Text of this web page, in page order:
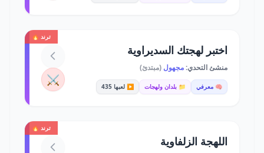
ترند 🔥
اختبر لهجتك السديراوية
منشئ التحدي:مجهول (مبتدئ)
🧠 معرفي 📁 بلدان ولهجات ▶️ لعبها 435 ⚔️
ترند 🔥
اللهجة الزلفاوية